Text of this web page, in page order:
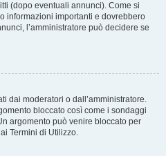
(dopo eventuali annunci). Come si
informazioni importanti e dovrebbero
l’amministratore può decidere se
dai moderatori o dall’amministratore.
bloccato così come i sondaggi
argomento può venire bloccato per
Termini di Utilizzo.